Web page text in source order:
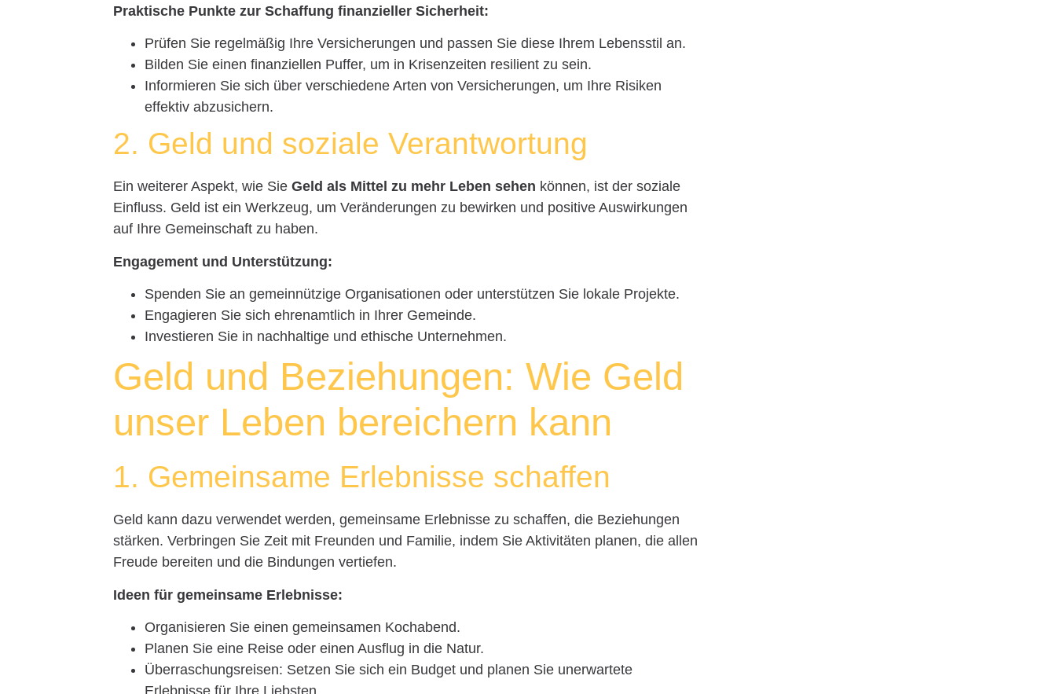
Praktische Punkte zur Schaffung finanzieller Sicherheit:
Prüfen Sie regelmäßig Ihre Versicherungen und passen Sie diese Ihrem Lebensstil an.
Bilden Sie einen finanziellen Puffer, um in Krisenzeiten resilient zu sein.
Informieren Sie sich über verschiedene Arten von Versicherungen, um Ihre Risiken
effektiv abzusichern.
2. Geld und soziale Verantwortung
Ein weiterer Aspekt, wie SieGeld als Mittel zu mehr Leben sehen können, ist der soziale
Einfluss. Geld ist ein Werkzeug, um Veränderungen zu bewirken und positive Auswirkungen
auf Ihre Gemeinschaft zu haben.
Engagement und Unterstützung:
Spenden Sie an gemeinnützige Organisationen oder unterstützen Sie lokale Projekte.
Engagieren Sie sich ehrenamtlich in Ihrer Gemeinde.
Investieren Sie in nachhaltige und ethische Unternehmen.
Geld und Beziehungen: Wie Geld
unser Leben bereichern kann
1. Gemeinsame Erlebnisse schaffen
Geld kann dazu verwendet werden, gemeinsame Erlebnisse zu schaffen, die Beziehungen
stärken. Verbringen Sie Zeit mit Freunden und Familie, indem Sie Aktivitäten planen, die allen
Freude bereiten und die Bindungen vertiefen.
Ideen für gemeinsame Erlebnisse:
Organisieren Sie einen gemeinsamen Kochabend.
Planen Sie eine Reise oder einen Ausflug in die Natur.
Überraschungsreisen: Setzen Sie sich ein Budget und planen Sie unerwartete